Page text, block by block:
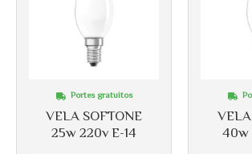
VELA SOFTONE
25w 220v E-14
Portes gratuitos
40w
Más info